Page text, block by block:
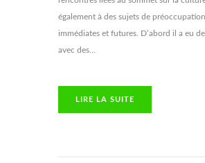
également à des sujets de
immédiates et futures. D’abord il a eu
avec des...
LIRE LA SUITE